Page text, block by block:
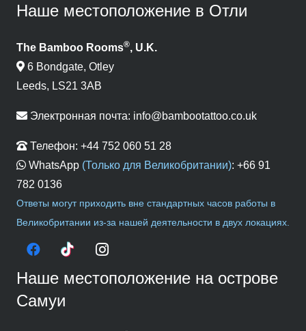
Наше местоположение в Отли
The Bamboo Rooms®, U.K.
6 Bondgate, Otley
Leeds, LS21 3AB
Электронная почта: info@bambootattoo.co.uk
Телефон: +44 752 060 51 28
WhatsApp (Только для Великобритании): +66 91
782 0136
Ответы могут приходить вне стандартных часов работы в
Великобритании из-за нашей деятельности в двух локациях.
Наше местоположение на острове
Самуи